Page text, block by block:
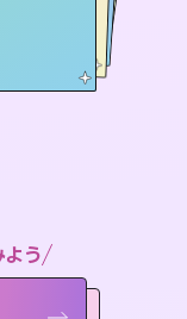
う